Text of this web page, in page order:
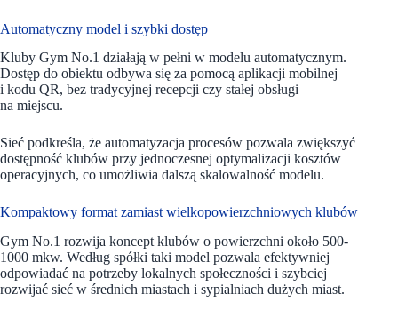
Automatyczny model i szybki dostęp
Kluby Gym No.1 działają w pełni w modelu automatycznym.
Dostęp do obiektu odbywa się za pomocą aplikacji mobilnej
i kodu QR, bez tradycyjnej recepcji czy stałej obsługi
na miejscu.
Sieć podkreśla, że automatyzacja procesów pozwala zwiększyć
dostępność klubów przy jednoczesnej optymalizacji kosztów
operacyjnych, co umożliwia dalszą skalowalność modelu.
Kompaktowy format zamiast wielkopowierzchniowych klubów
Gym No.1 rozwija koncept klubów o powierzchni około 500-
1000 mkw. Według spółki taki model pozwala efektywniej
odpowiadać na potrzeby lokalnych społeczności i szybciej
rozwijać sieć w średnich miastach i sypialniach dużych miast.